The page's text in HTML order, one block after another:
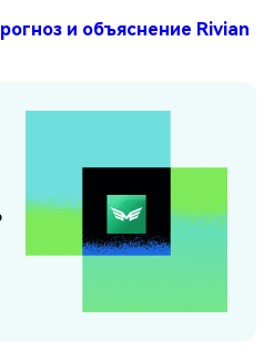
и объяснение Rivian